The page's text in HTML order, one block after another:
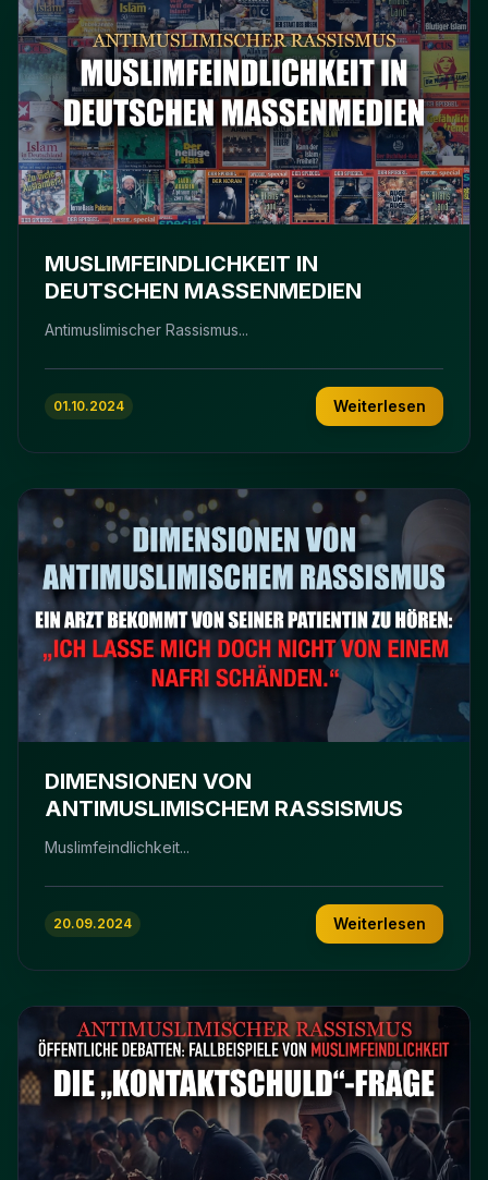
MUSLIMFEINDLICHKEIT IN
DEUTSCHEN MASSENMEDIEN
Antimuslimischer Rassismus...
01.10.2024 Weiterlesen
DIMENSIONEN VON
ANTIMUSLIMISCHEM RASSISMUS
Muslimfeindlichkeit...
20.09.2024 Weiterlesen